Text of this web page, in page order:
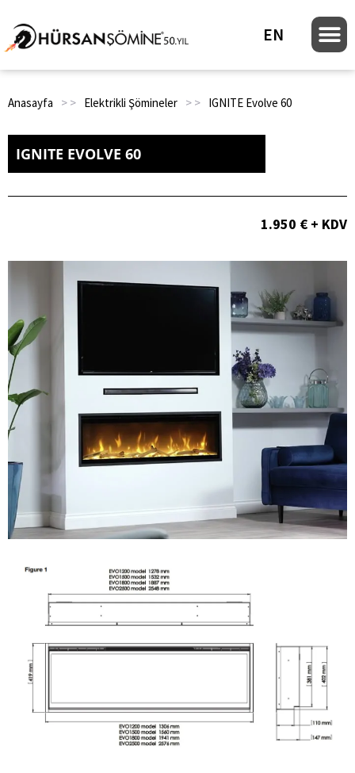
EN
Anasayfa > > Elektrikli Şömineler > > IGNITE Evolve 60
IGNITE EVOLVE 60
1.950 € + KDV